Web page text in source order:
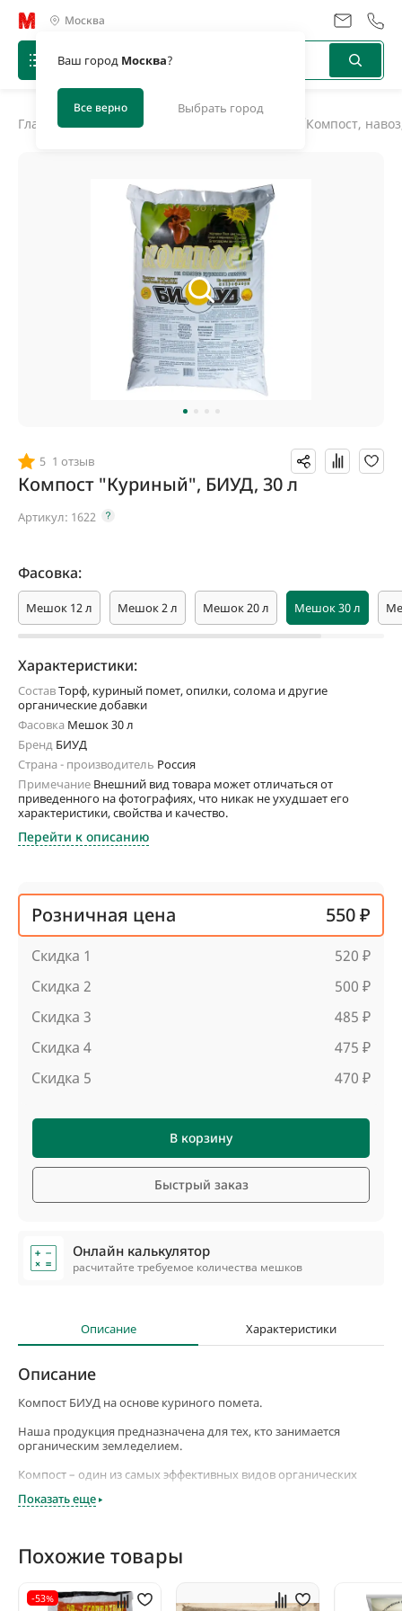
Москва
Ваш город Москва?
Все верно Выбрать город
Главная Грунт, торф, навоз, компост /Компост,
5 1 отзыв
Компост "Куриный", БИУД, 30 л
Артикул: 1622
Фасовка:
Мешок 12 л Мешок 2 л Мешок 20 л Мешок 30 л
Характеристики:
СоставТорф, куриный помет, опилки, солома и другие
органические добавки
Фасовка Мешок 30 л
Бренд БИУД
Страна - производитель Россия
Примечание Внешний вид товара может отличаться от
приведенного на фотографиях, что никак не ухудшает его
характеристики, свойства и качество.
Перейти к описанию
Розничная цена 550 ₽
Скидка 1
520 ₽
Скидка 2
500 ₽
Скидка 3
485 ₽
Скидка 4
475 ₽
Скидка 5
470 ₽
В корзину
Быстрый заказ
Онлайн калькулятор
расчитайте требуемое количества мешков
Описание Характеристики
Описание
Компост БИУД на основе куриного помета.
Наша продукция предназначена для тех, кто занимается
органическим земледелием.
Компост – один из самых эффективных видов органических
созданном оборудовании.
подвергается ускоренной ферментации и термической
обработке при температуре 65-75 градусов в присутствии
Перепревание компоста при этой температуре осуществляется
Показать еще
Похожие товары
-53%